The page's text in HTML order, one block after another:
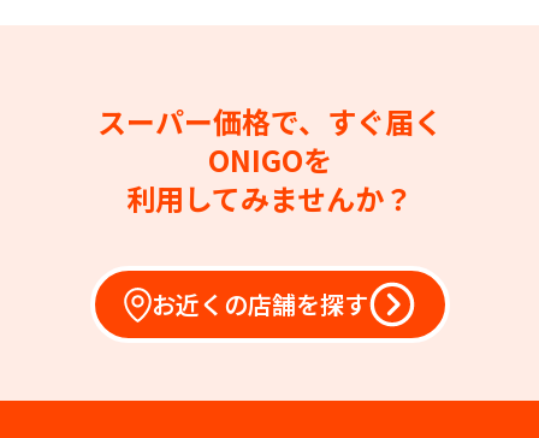
スーパー価格で、すぐ届く
ONIGOを
利用してみませんか？
お近くの店舗を探す